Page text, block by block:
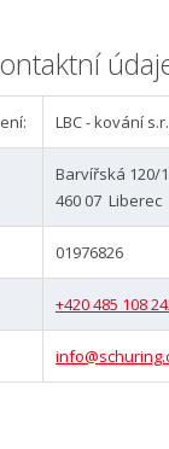
LBC - kování
Barvířská 120/
460 07 Liberec
01976826
+420 485 108